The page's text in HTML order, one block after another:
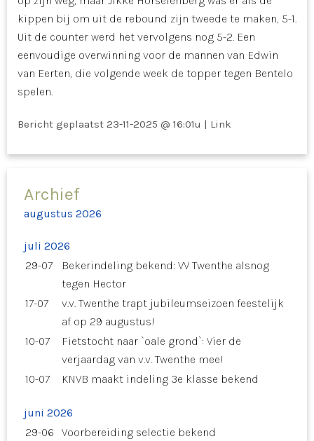
kippen bij om uit de rebound zijn tweede te maken, 5-1.
Uit de counter werd het vervolgens nog 5-2. Een
eenvoudige overwinning voor de mannen van Edwin
van Eerten, die volgende week de topper tegen Bentelo
spelen.
Bericht geplaatst 23-11-2025 @ 16:01u | Link
Archief
augustus 2026
juli 2026
29-07
Bekerindeling bekend: VV Twenthe alsnog
tegen Hector
17-07
v.v. Twenthe trapt jubileumseizoen feestelijk
af op 29 augustus!
10-07
Fietstocht naar `oale grond`: Vier de
verjaardag van v.v. Twenthe mee!
10-07
KNVB maakt indeling 3e klasse bekend
juni 2026
29-06
Voorbereiding selectie bekend